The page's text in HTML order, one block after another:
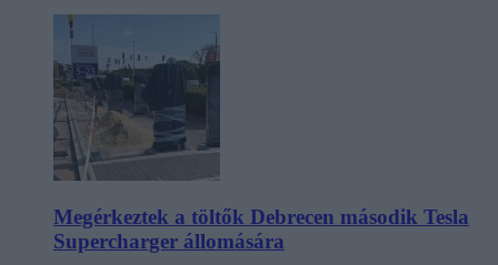
Megérkeztek a töltők Debrecen második Tesla
Supercharger állomására